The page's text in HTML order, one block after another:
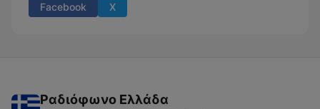
Facebook X
Ραδιόφωνο Ελλάδα